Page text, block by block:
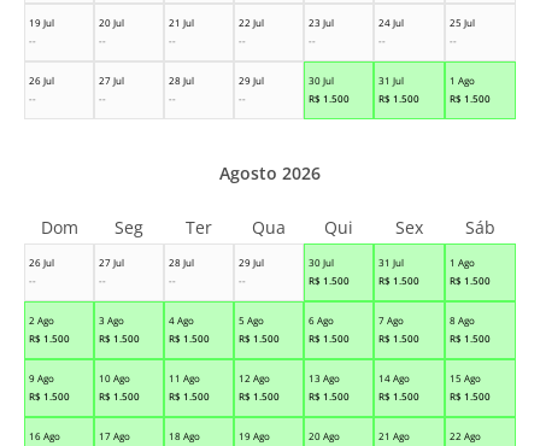
19 Jul
--
20 Jul
--
21 Jul
--
22 Jul
--
23 Jul
--
24 Jul
--
25 Jul
--
26 Jul
--
27 Jul
--
28 Jul
--
29 Jul
--
30 Jul
R$ 1.500
31 Jul
R$ 1.500
1 Ago
R$ 1.500
26 Jul
--
27 Jul
--
28 Jul
--
29 Jul
--
30 Jul
R$ 1.500
31 Jul
R$ 1.500
1 Ago
R$ 1.500
2 Ago
R$ 1.500
3 Ago
R$ 1.500
4 Ago
R$ 1.500
5 Ago
R$ 1.500
6 Ago
R$ 1.500
7 Ago
R$ 1.500
8 Ago
R$ 1.500
9 Ago
R$ 1.500
10 Ago
R$ 1.500
11 Ago
R$ 1.500
12 Ago
R$ 1.500
13 Ago
R$ 1.500
14 Ago
R$ 1.500
15 Ago
R$ 1.500
16 Ago
17 Ago
18 Ago
19 Ago
20 Ago
21 Ago
22 Ago
Agosto 2026
Dom Seg Ter Qua Qui Sex Sáb